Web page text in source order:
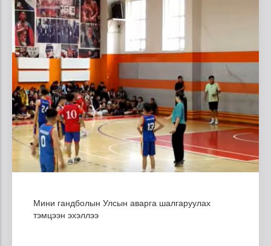
Мини гандболын Улсын аварга шалгаруулах
тэмцээн эхэллээ